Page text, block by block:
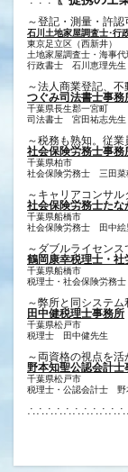
～登記・測量・許
石川土地家屋調査士･行
東京足立区（西新井）
土地家屋調査士・海事
行政書士 ​石川恵理先生
～法人商業登記、
つぐみ司法書士事務
千葉県長生郡一宮町
司法書士 宮田祐志先生
～税務も熟知。従
社会保険労務士事
千葉県柏市
社会保険労務士 三田菜
～キャリアコンサ
社会保険労務士たな
千葉県船橋市
社会保険労務士 田中絵
～ダブルライセン
鶴岡康幸税理士・社
千葉県船橋市
税理士・社会保険労務
～弊所と同システ
田中健税理士事務所
千葉県松戸市
税理士 田中健先生
～両資格の視点を
野本知聖公認会計
千葉県松戸市
税理士・公認会計士 野